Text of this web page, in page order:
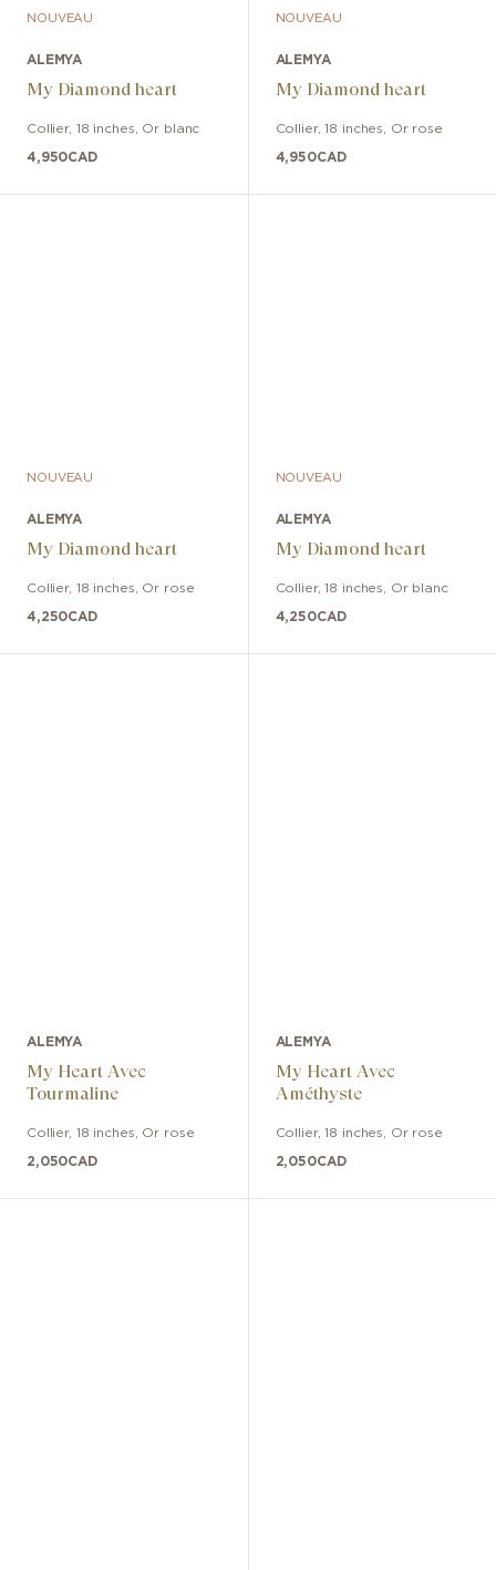
NOUVEAU
ALEMYA
My Diamond heart
Collier, 18 inches Or blanc
4,950CAD
NOUVEAU
ALEMYA
My Diamond heart
Collier,18 inches Or rose
4,950CAD
NOUVEAU
ALEMYA
My Diamond heart
Collier, 18 inches Or rose
4,250CAD
NOUVEAU
ALEMYA
My Diamond heart
Collier,18 inches Or blanc
4,250CAD
ALEMYA
My Heart Avec
Tourmaline
Collier, 18 inches Or rose
2,050CAD
ALEMYA
My Heart Avec
Améthyste
Collier,18 inches Or rose
2,050CAD